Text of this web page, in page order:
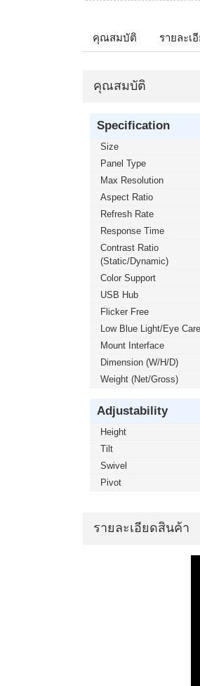
คุณสมบัติ รายละเ
คุณสมบัติ
Specification
Size
Panel Type
Max Resolution
Aspect Ratio
Refresh Rate
Response Time
Contrast Ratio
(static/dynamic)
Color Support
USB Hub
Flicker Free
Low Blue Light/Eye Care
Mount Interface
Dimension (W/H/D)
Weight (Net/Gross)
Adjustability
Height
Tilt
Swivel
Pivot
รายละเอียดสินค้า